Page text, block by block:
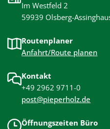
Im Westfeld 2
59939 Olsberg-
Routenplaner
Anfahrt/Route planen
Kontakt
+49 2962 9711-0
post@pieperholz.de
Öffnungszeiten Büro